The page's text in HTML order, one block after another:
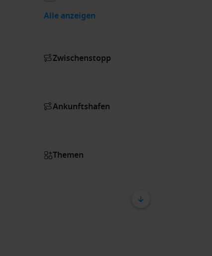
Alle anzeigen
Zwischenstopp
Ankunftshafen
Themen